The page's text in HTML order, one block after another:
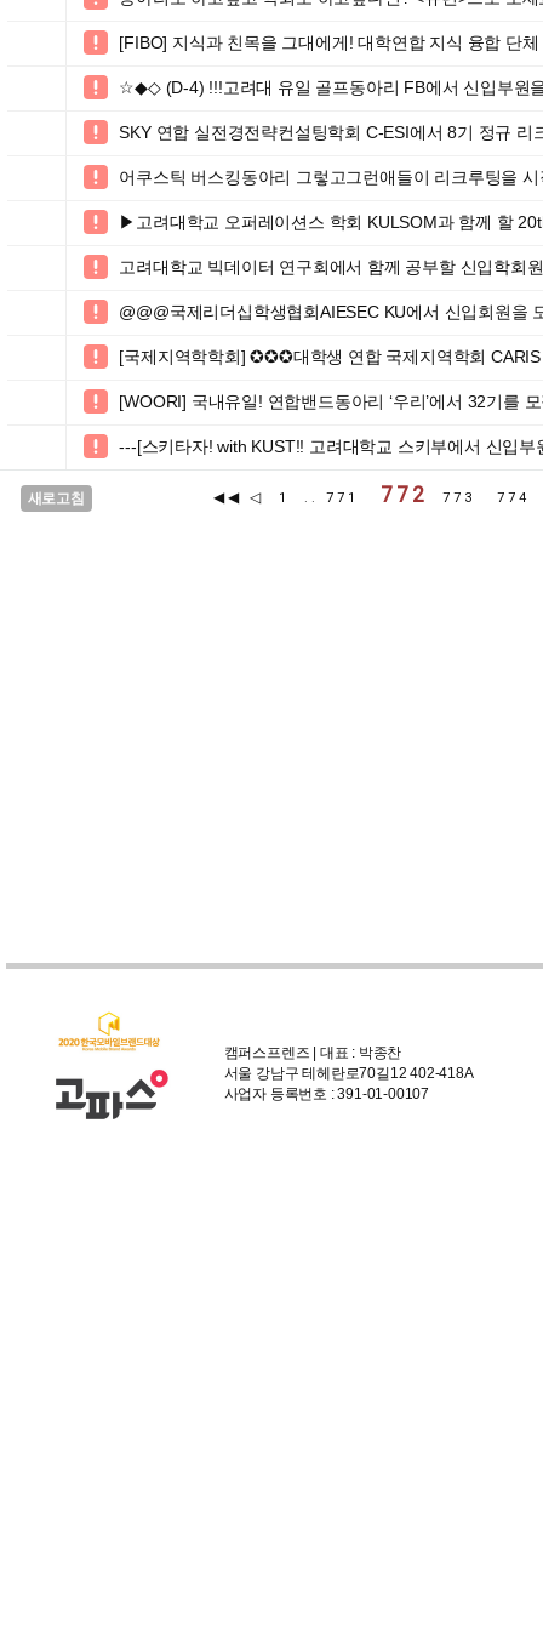
 [FIBO] 지식과 친목을 그대에게! 대학연합 지식 융합 단
 ☆◆◇ (D-4) !!!고려대 유일 골프동아리 FB에서 신입부
 SKY 연합 실전경전략컨설팅학회 C-ESI에서 8기 정규 리
 어쿠스틱 버스킹동아리 그렇고그런애들이 리크루팅을
 ▶고려대학교 오퍼레이션스 학회 KULSOM과 함께 할
 고려대학교 빅데이터 연구회에서 함께 공부할 신입학회
 @@@국제리더십학생협회AIESEC KU에서 신입회원을
 [국제지역학학회] ✪✪✪대학생 연합 국제지역학회 CARIS
 [WOORI] 국내유일! 연합밴드동아리 ‘우리’에서 32기를
 ---[스키타자! with KUST!! 고려대학교 스키부에서 신입부
새로고침 ◀◀ ◁ 1 .. 771 772 773 774
캠퍼스프렌즈 | 대표 : 박종찬
서울 강남구 테헤란로70길12 402-418A
사업자 등록번호 : 391-01-00107